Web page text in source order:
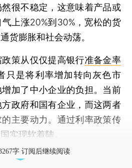
很不稳定，这意味着产品或
上涨20%到30%，宽松的货
货膨胀和社会动荡。
策从仅仅提高银行准备金率
只是将利率增加转向灰色市
加了中小企业的负担。当前
政府和国有企业，而这两者
主要动力。通过利率政策传
实现软着陆。
字 订阅后继续阅读